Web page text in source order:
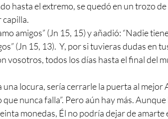
hasta el extremo, se quedó en un trozo
capilla.
(Jn 15, 13).  Y, por si tuvieras dudas en
vosotros, todos los días hasta el final del
una locura, sería cerrarle la puerta al mejor
nunca falla”. Pero aún hay más.
monedas, Él no podría dejar de amarte